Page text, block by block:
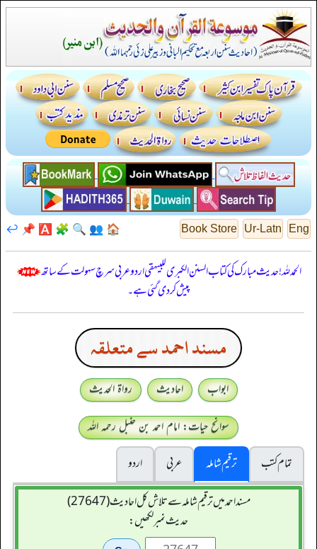
Eng
Ur-Latn
Book Store
🏠
👥
🔍
🧩
🅰️
📌
↩️
الحمدللہ! حدیث مبارک کی کتاب السنن الكبرى للبيهقي اردو عربی سرچ سہولت کے ساتھ
پیش کر دی گئی ہے۔
مسند احمد سے متعلقہ
ابواب احادیث
رواۃ الحدیث
سوانح حیات: امام احمد بن حنبل رحمہ اللہ
تمام کتب
ترقیم شاملہ عربی
اردو
مسند احمد میں ترقیم شاملہ سے تلاش کل احادیث (27647)
حدیث نمبر لکھیں: